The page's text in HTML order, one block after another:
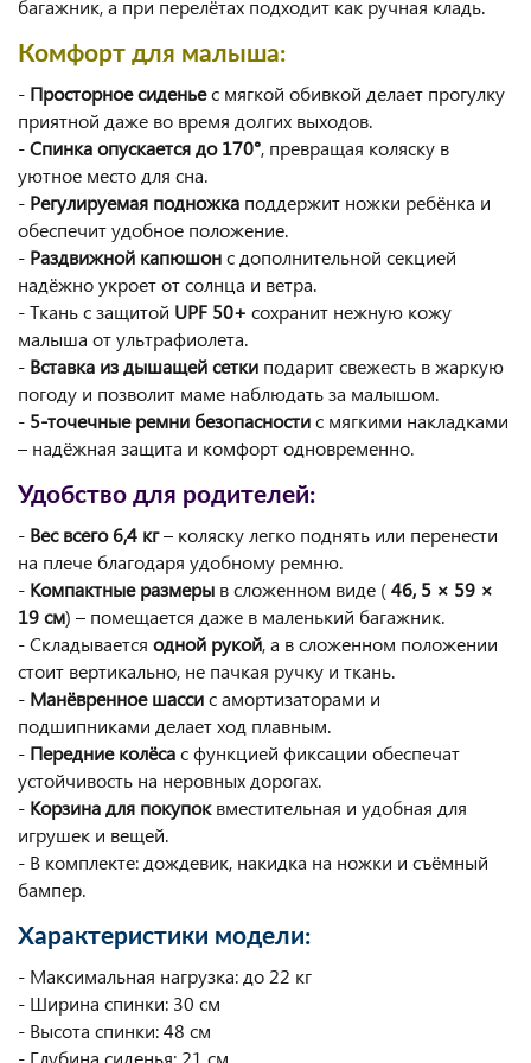
багажник, а при перелётах подходит как ручная кладь.
Комфорт для малыша:
- Просторное сиденьес мягкой обивкой делает прогулку
приятной даже во время долгих выходов.
-Спинка опускается до 170°, превращая коляску в
уютное место для сна.
- Регулируемая подножка поддержит ножки ребёнка и
обеспечит удобное положение.
- Раздвижной капюшонс дополнительной секцией
надёжно укроет от солнца и ветра.
- Ткань с защитой UPF 50+ сохранит нежную кожу
малыша от ультрафиолета.
- Вставка из дышащей сетки подарит свежесть в жаркую
погоду и позволит маме наблюдать за малышом.
- 5-точечные ремни безопасностис мягкими накладками
– надёжная защита и комфорт одновременно.
Удобство для родителей:
- Вес всего 6,4 кг– коляску легко поднять или перенести
на плече благодаря удобному ремню.
- Компактные размеры в сложенном виде (46, 5 × 59 ×
19 см) – помещается даже в маленький багажник.
- Складывается одной рукой, а в сложенном положении
стоит вертикально, не пачкая ручку и ткань.
- Манёвренное шассис амортизаторами и
подшипниками делает ход плавным.
- Передние колёсас функцией фиксации обеспечат
устойчивость на неровных дорогах.
- Корзина для покупоквместительная и удобная для
игрушек и вещей.
- В комплекте: дождевик, накидка на ножки и съёмный
бампер.
Характеристики модели:
- Максимальная нагрузка: до 22 кг
- Ширина спинки: 30 см
- Высота спинки: 48 см
- Глубина сиденья: 21 см